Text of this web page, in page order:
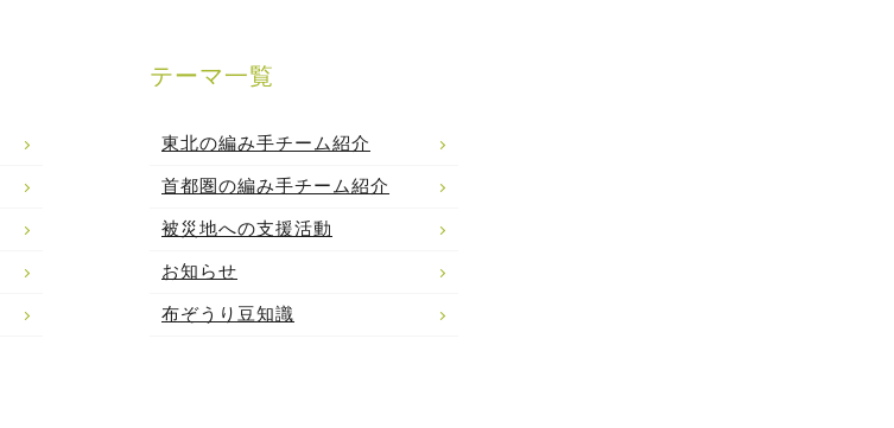
テーマ一覧
東北の編み手チーム紹介
首都圏の編み手チーム紹介
被災地への支援活動
お知らせ
布ぞうり豆知識